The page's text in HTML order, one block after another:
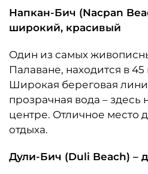
Напкан-Бич (Nacpan
широкий, красивый
Один из самых
Палаване, находится в 45
Широкая береговая
прозрачная вода – здесь
центре. Отличное место
отдыха.
Дули-Бич (Duli Beach) –